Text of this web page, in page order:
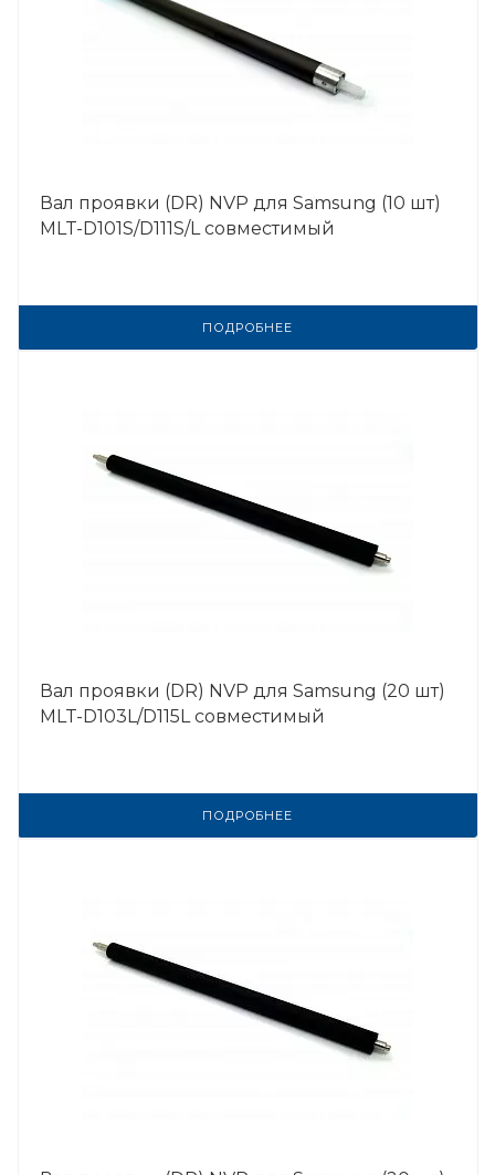
Вал проявки (DR) NVP для Samsung (10 шт)
MLT-D101S/D111S/L совместимый
ПОДРОБНЕЕ
Вал проявки (DR) NVP для Samsung (20 шт)
MLT-D103L/D115L совместимый
ПОДРОБНЕЕ